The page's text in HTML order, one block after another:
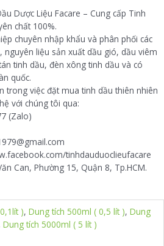
Dược Liệu Facare – Cung cấp Tinh
chất 100%.
chuyên nhập khẩu và phân phối các
nguyên liệu sản xuất dầu gió, dầu viêm
tinh dầu, đèn xông tinh dầu và có
quốc.
trong việc đặt mua tinh dầu thiên nhiên
với chúng tôi qua:
(Zalo)
tinhdauduoclieufacare
Can, Phường 15, Quận 8, Tp.HCM.
), Dung tích 500ml ( 0,5 lít ), Dung
Dung tích 5000ml ( 5 lít )